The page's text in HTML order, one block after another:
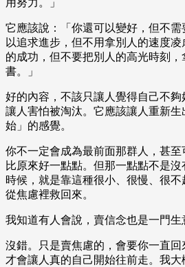
用努力。」
它應該說：「你還可以變好，但不
以追求進步，但不用拿別人的速度
的成功，但不要把別人的高光時刻
書。」
好的內容，不該只讓人覺得自己不
讓人害怕被淘汰。它應該讓人重新
始」的感覺。
你不一定會成為最前面那群人，甚
比原來好一點點。但那一點點不是
時候，就是靠這種很小、很慢、很
從焦慮裡救回來。
我知道有人會說，賣信念也是一門生
沒錯。只是賣焦慮的，會要你一直
才會讓人真的自己開始往前走。我大